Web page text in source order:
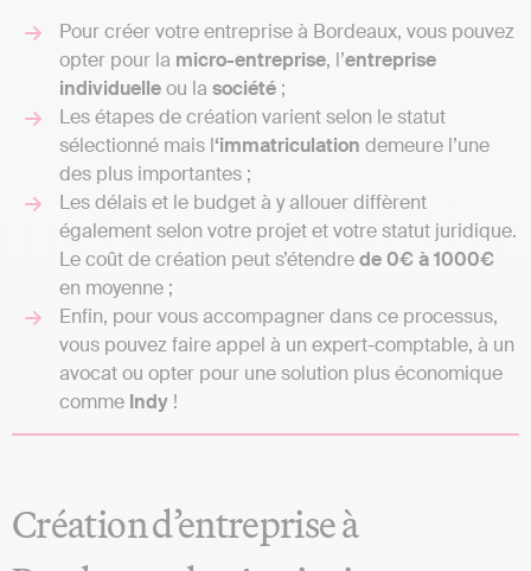
Pour créer votre entreprise à Bordeaux, vous pouvez
opter pour la micro-entreprise, l’entreprise
individuelleou la société ;
Les étapes de création varient selon le statut
sélectionné mais l‘immatriculation demeure l’une
des plus importantes ;
Les délais et le budget à y allouer diffèrent
également selon votre projet et votre statut juridique.
Le coût de création peut s’étendrede 0€ à 1000€
en moyenne ;
Enfin, pour vous accompagner dans ce processus,
vous pouvez faire appel à un expert-comptable, à un
avocat ou opter pour une solution plus économique
comme Indy !
Création d’entreprise à